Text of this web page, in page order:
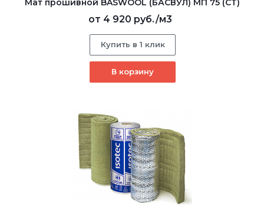
от 4 920 руб./м3
Купить в 1 клик
В корзину